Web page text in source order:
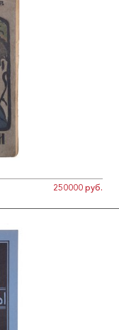
250000 руб.